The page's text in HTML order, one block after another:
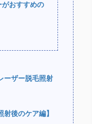
がおすすめの
ーザー脱毛照射
射後のケア編】